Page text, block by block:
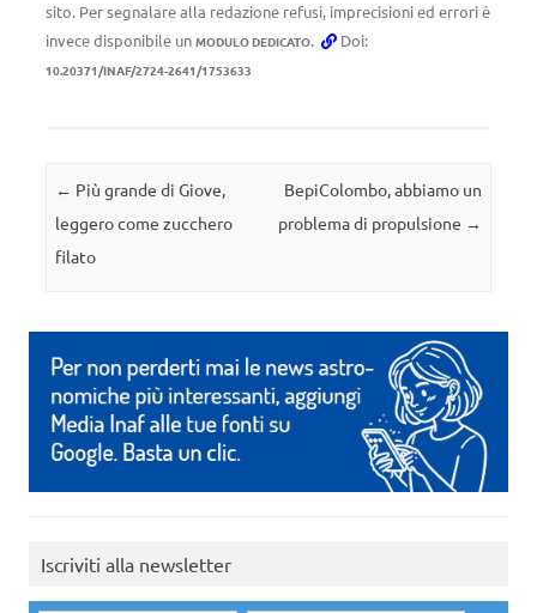
sito. Per segnalare alla redazione refusi, imprecisioni ed errori è
invece disponibile un MODULO DEDICATO. Doi:
10.20371/INAF/2724-2641/1753633
Navigazione articolo
← Più grande di Giove,
leggero come zucchero
filato
BepiColombo, abbiamo un
problema di propulsione →
Iscriviti alla newsletter